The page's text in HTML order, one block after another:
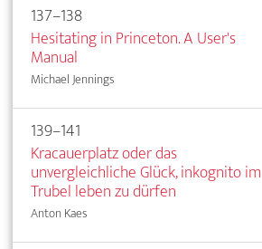
137–138
Hesitating in Princeton. A User's
Manual
Michael Jennings
139–141
Kracauerplatz oder das
unvergleichliche Glück, inkognito im
Trubel leben zu dürfen
Anton Kaes